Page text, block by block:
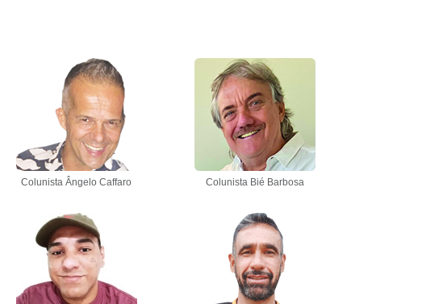
Colunista Ângelo Caffaro Colunista Bié Barbosa